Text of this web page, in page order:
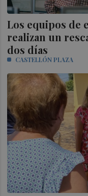
Los equipos de
realizan un
dos días
CASTELLÓN PLAZA